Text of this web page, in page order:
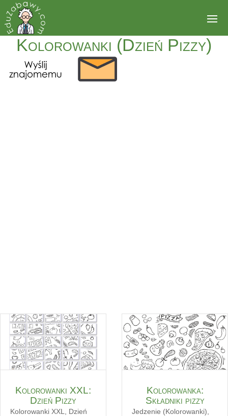
Kolorowanki (Dzień Pizzy)
Kolorowanki XXL:
Dzień Pizzy
Kolorowanki XXL
Dzień
Kolorowanka:
Składniki pizzy
Jedzenie (Kolorowanki)